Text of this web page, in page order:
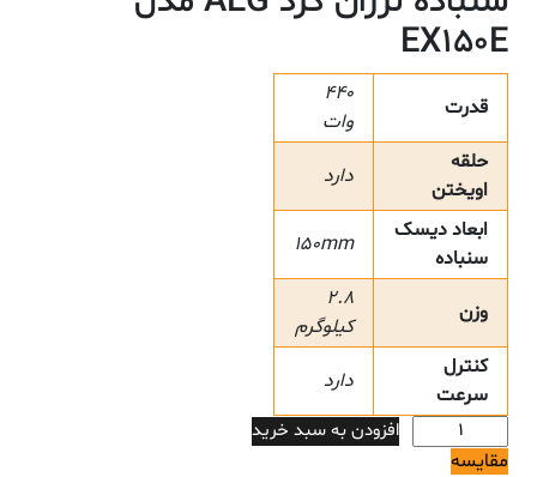
EX150E
قدرت
440
وات
حلقه
اویختن
دارد
ابعاد دیسک
سنباده
150mm
وزن
2.8
کیلوگرم
کنترل
سرعت
دارد
سنباده
لرزان
افزودن به سبد خرید
مقایسه